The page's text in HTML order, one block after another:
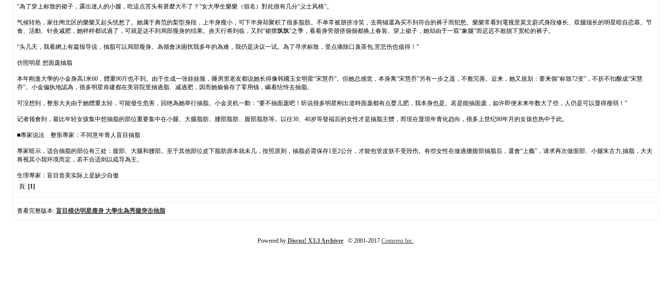
“為了穿上标致的裙子，露出迷人的小腿，吃這点苦头有甚麼大不了？”女大學生樂樂（假名）對此很有几分“义士风格”。
气候转热，家住闸北区的樂樂又起头忧愁了。她属于典范的梨型身段，上半身瘦小，可下半身却聚积了很多脂肪。不单常被朋侪冷笑，去商铺還為买不到符合的裤子而犯愁。樂樂常看到電视里莫文蔚式身段修长、双腿颀长的明星暗自恋慕。节
食、活動、针灸减肥，她样样都试過了，可就是达不到局部瘦身的结果。炎天行将到临，又到“裙摆飘飘”之季，看着身旁朋侪個個都换上春装、穿上裙子，她却由于一双“象腿”而迟迟不敢脱下宽松的裤子。
“头几天，我看網上有篇报导说，抽脂可以局部瘦身。為领會决困扰我多年的為难，我仍是决议一试。為了寻求标致，受点痛除口臭茶包,苦悲伤也值得！”
仿照明星 想面庞抽脂
本年刚進大學的小金身高1米60，體重90斤也不到。由于生成一张娃娃脸，睡房里老友都说她长得像韩國玉女明星“宋慧乔”。但她总感觉，本身离“宋慧乔”另有一步之遥，不敷完善。近来，她又規划：要来個“标致72变”，不折不扣酿成“宋慧
乔”。小金偏执地認為，很多明星肯建都在美容院里抽過脂、减過肥，因而她偷偷存了零用钱，瞒着怙恃去抽脂。
可没想到，整形大夫由于她體重太轻，可能發生危害，回绝為她举行抽脂。小金灵机一動：“要不抽面庞吧！听说很多明星刚出道時面庞都有点婴儿肥，我本身也是。若是能抽面庞，如许即便未来年数大了些，人仍是可以显得瘦弱！”
记者领會到，最比年轻女孩集中想抽脂的部位重要集中在小腿、大腿脂肪、腰部脂肪、腹部脂肪等。以往30、40岁等發福后的女性才是抽脂主體，而現在显現年青化趋向，很多上世纪80年月的女孩也热中于此。
■專家说法 整形專家：不同意年青人盲目抽脂
專家暗示，适合抽脂的部位有三处：腹部、大腿和腰部。至于其他部位皮下脂肪原本就未几，按照原则，抽脂必需保存1至2公分，才能包管皮肤不受毁伤。有些女性在做過腰腹部抽脂后，還會“上瘾”，请求再次做面部、小腿朱古力,抽脂，大夫
将视其小我环境而定，若不合适则以疏导為主。
生理專家：盲目造美实际上是缺少自傲
頁: [1]
查看完整版本: 盲目模仿明星瘦身 大學生為秀腿突击抽脂
Powered by Discuz! X3.3 Archiver© 2001-2017 Comsenz Inc.